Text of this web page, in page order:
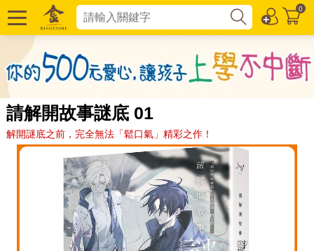
0
請解開故事謎底 01
解開謎底之前，完全無法「鬆口氣」精彩之作！